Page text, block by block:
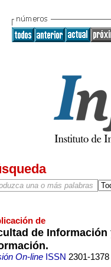
de
de
On-lineISSN 2301-1378